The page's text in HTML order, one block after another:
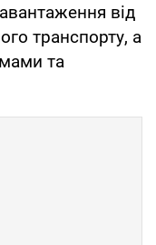
від
транспорту, а
та